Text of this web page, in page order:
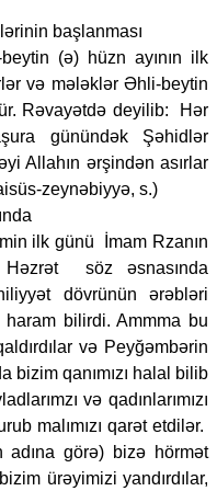
başlanması
(ə) hüzn ayının ilk
və mələklər Əhli-beytin
Rəvayətdə deyilib: Hər
günündək Şəhidlər
Allahın ərşindən asırlar
zeynəbiyyə, s.)
ilk günü İmam Rzanın
Həzrət söz əsnasında
dövrünün ərəbləri
bilirdi. Ammma bu
və Peyğəmbərin
bizim qanımızı halal bilib
və qadınlarımızı
malımızı qarət etdilər.
adına görə) bizə hörmət
ürəyimizi yandırdılar,